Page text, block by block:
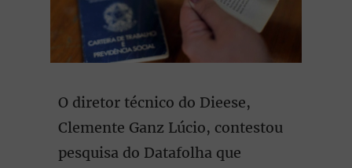
O diretor técnico do Dieese,
Clemente Ganz Lúcio, contestou
pesquisa do Datafolha que